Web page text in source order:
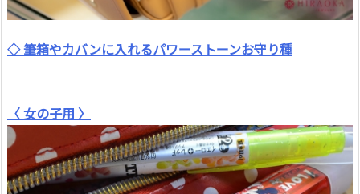
◇ 筆箱やカバンに入れるパワーストーンお守り種
〈 女の子用 〉